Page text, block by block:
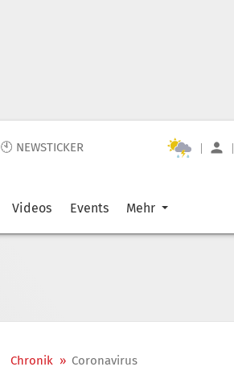
🕙 NEWSTICKER | |
Videos Events Mehr
Chronik » Coronavirus